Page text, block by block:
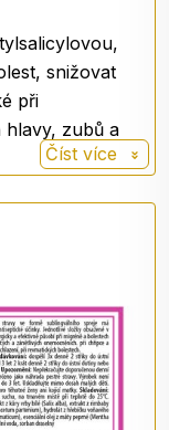
snižovat
při
hlavy, zubů a
úlevou od
migrén a s
bolest.
žaludeční
Číst více